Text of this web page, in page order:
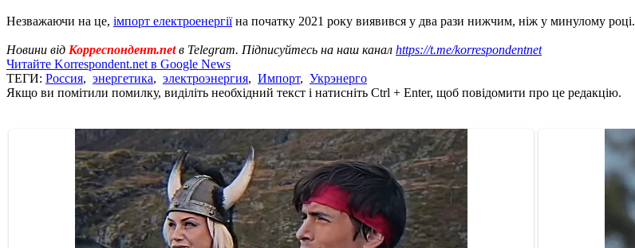
Незважаючи на це, імпорт електроенергіїна початку 2021 року виявився у два рази нижчим, ніж у минулому році.
Новини від Корреспондент.netв Telegram. Підписуйтесь на наш канал https://t.me/korrespondentnet
Читайте Korrespondent.net в Google News
ТЕГИ: Россия, энергетика, электроэнергия, Импорт, Укрэнерго
Якщо ви помітили помилку, виділіть необхідний текст і натисніть Ctrl + Enter, щоб повідомити про це редакцію.